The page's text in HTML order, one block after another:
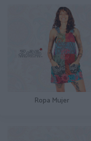
Ropa Mujer